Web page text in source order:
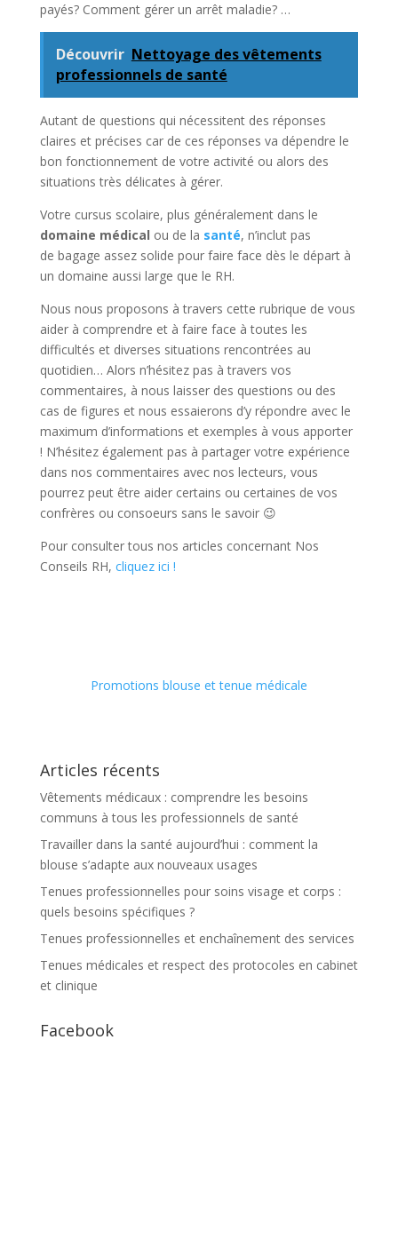
payés? Comment gérer un arrêt maladie? …
Découvrir Nettoyage des vêtements
professionnels de santé
Autant de questions qui nécessitent des réponses
claires et précises car de ces réponses va dépendre le
bon fonctionnement de votre activité ou alors des
situations très délicates à gérer.
Votre cursus scolaire, plus généralement dans le
domaine médical ou de la santé, n’inclut pas
de bagage assez solide pour faire face dès le départ à
un domaine aussi large que le RH.
Nous nous proposons à travers cette rubrique de vous
aider à comprendre et à faire face à toutes les
difficultés et diverses situations rencontrées au
quotidien… Alors n’hésitez pas à travers vos
commentaires, à nous laisser des questions ou des
cas de figures et nous essaierons d’y répondre avec le
maximum d’informations et exemples à vous apporter
! N’hésitez également pas à partager votre expérience
dans nos commentaires avec nos lecteurs, vous
pourrez peut être aider certains ou certaines de vos
confrères ou consoeurs sans le savoir 😉
Pour consulter tous nos articles concernant Nos
Conseils RH, cliquez ici !
Promotions blouse et tenue médicale
Articles récents
Vêtements médicaux : comprendre les besoins
communs à tous les professionnels de santé
Travailler dans la santé aujourd’hui : comment la
blouse s’adapte aux nouveaux usages
Tenues professionnelles pour soins visage et corps :
quels besoins spécifiques ?
Tenues professionnelles et enchaînement des services
Tenues médicales et respect des protocoles en cabinet
et clinique
Facebook